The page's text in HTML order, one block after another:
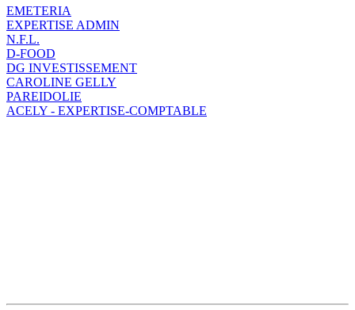
EMETERIA
EXPERTISE ADMIN
N.F.L.
D-FOOD
DG INVESTISSEMENT
CAROLINE GELLY
PAREIDOLIE
ACELY - EXPERTISE-COMPTABLE